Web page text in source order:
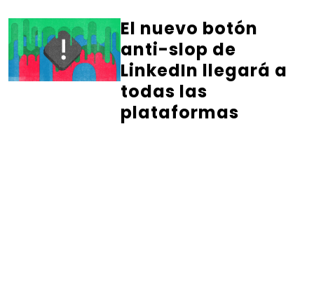
El nuevo botón
anti-slop de
LinkedIn llegará a
todas las
plataformas